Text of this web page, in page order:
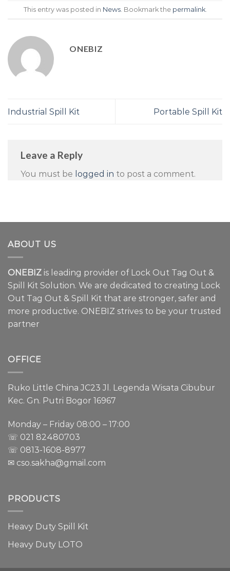
This entry was posted in News. Bookmark the permalink.
ONEBIZ
Industrial Spill Kit Portable Spill Kit
Leave a Reply
You must be logged in to post a comment.
ABOUT US
ONEBIZ is leading provider of Lock Out Tag Out &
Spill Kit Solution. We are dedicated to creating Lock
Out Tag Out & Spill Kit that are stronger, safer and
more productive. ONEBIZ strives to be your trusted
partner
OFFICE
Ruko Little China JC23 Jl. Legenda Wisata Cibubur
Kec. Gn. Putri Bogor 16967
Monday – Friday 08:00 – 17:00
☏ 021 82480703
☏ 0813-1608-8977
✉ cso.sakha@gmail.com
PRODUCTS
Heavy Duty Spill Kit
Heavy Duty LOTO